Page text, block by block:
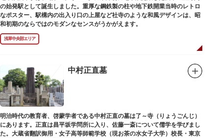
の始発駅として誕生しました。重厚な鋼鉄製の柱や地下鉄開業当時のレトロ
なポスター、駅構内の出入り口の上屋など社寺のような和風デザインは、昭
和初期のならではのモダンなセンスがうかがえます。
浅草中央部エリア
中村正直墓
明治時代の教育者、啓蒙学者である中村正直の墓は了～寺（りょうごんじ）
にあります。正直は昌平坂学問所に入り、佐藤一斎について儒学を学びまし
た。大蔵省翻訳御用・女子高等師範学校（現お茶の水女子大学）校長・東京